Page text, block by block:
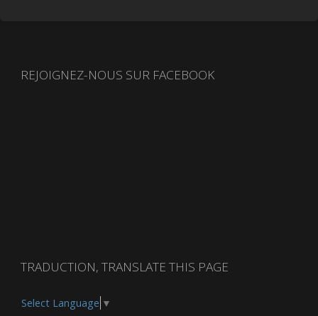
REJOIGNEZ-NOUS SUR FACEBOOK
TRADUCTION, TRANSLATE THIS PAGE
Select Language ▼